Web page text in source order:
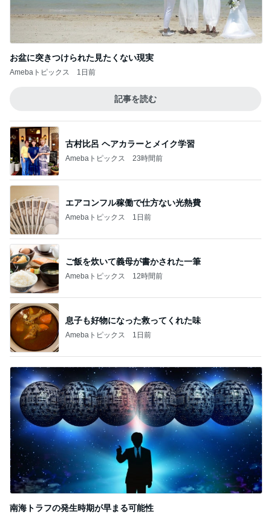
お盆に突きつけられた見たくない現実
Amebaトピックス 1日前
記事を読む
古村比呂 ヘアカラーとメイク学習
Amebaトピックス 23時間前
エアコンフル稼働で仕方ない光熱費
Amebaトピックス 1日前
ご飯を炊いて義母が書かされた一筆
Amebaトピックス 12時間前
息子も好物になった救ってくれた味
Amebaトピックス 1日前
南海トラフの発生時期が早まる可能性